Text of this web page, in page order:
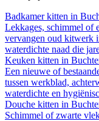
Badkamer kitten in
Lekkages, schimmel of
vervangen oud kitwerk
waterdichte naad die
Keuken kitten in
Een nieuwe of
tussen werkblad,
waterdichte en
Douche kitten in
Schimmel of zwarte